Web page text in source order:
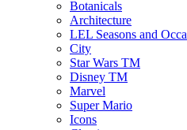
Botanicals
Architecture
LEL Seasons and Occa
City
Star Wars TM
Disney TM
Marvel
Super Mario
Icons